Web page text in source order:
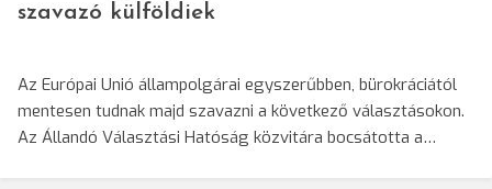
szavazó külföldiek
Az Európai Unió állampolgárai egyszerűbben, bürokráciától
mentesen tudnak majd szavazni a következő választásokon.
Az Állandó Választási Hatóság közvitára bocsátotta a…